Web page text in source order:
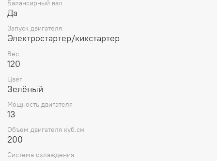
Балансирный вал
Да
Запуск двигателя
Электростартер/кикстартер
Вес
120
Цвет
Зелёный
Мощность двигателя
13
Объем двигателя куб.см
200
Система охлаждения